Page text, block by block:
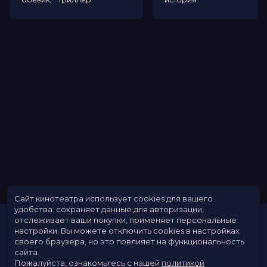
Сайт кинотеатра использует cookies для вашего
удобства: сохраняет данные для авторизации,
отслеживает ваши покупки, применяет персональные
настройки. Вы можете отключить cookies в настройках
своего браузера, но это повлияет на функциональность
сайта.
Пожалуйста, ознакомьтесь с нашей политикой